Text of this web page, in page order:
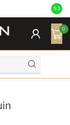
9.3
0